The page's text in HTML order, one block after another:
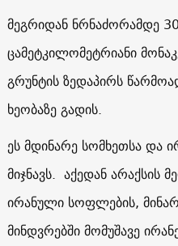
მეგრიდან ნრნაძორამდე 3
ცამეტკილომეტრიანი
გრუნტის ზედაპირს
ხეობაზე გადის.
ეს მდინარე სომხეთსა და
მიჯნავს. აქედან არაქსის
ირანული სოფლების,
მინდვრებში მომუშავე